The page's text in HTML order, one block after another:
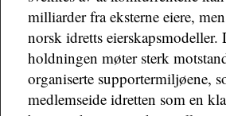
milliarder fra eksterne eiere,
norsk idretts eierskapsmodeller.
holdningen møter sterk
organiserte supportermiljøene,
medlemseide idretten som en